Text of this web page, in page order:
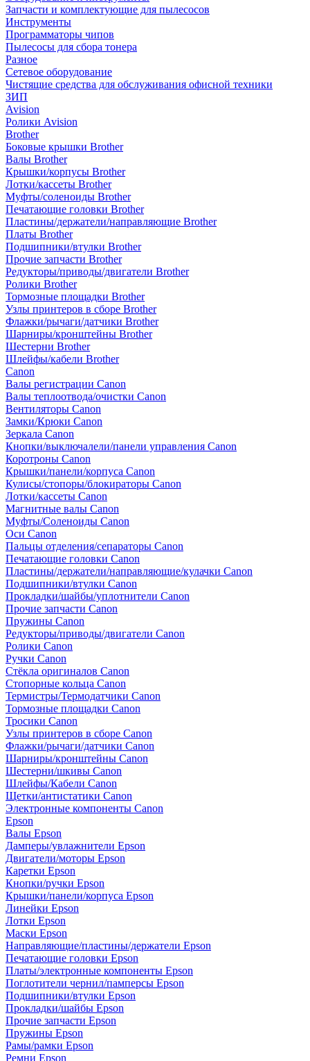
Запчасти и комплектующие для пылесосов
Инструменты
Программаторы чипов
Пылесосы для сбора тонера
Разное
Сетевое оборудование
Чистящие средства для обслуживания офисной техники
ЗИП
Avision
Ролики Avision
Brother
Боковые крышки Brother
Валы Brother
Крышки/корпусы Brother
Лотки/кассеты Brother
Муфты/соленоиды Brother
Печатающие головки Brother
Пластины/держатели/направляющие Brother
Платы Brother
Подшипники/втулки Brother
Прочие запчасти Brother
Редукторы/приводы/двигатели Brother
Ролики Brother
Тормозные площадки Brother
Узлы принтеров в сборе Brother
Флажки/рычаги/датчики Brother
Шарниры/кронштейны Brother
Шестерни Brother
Шлейфы/кабели Brother
Canon
Валы регистрации Canon
Валы теплоотвода/очистки Canon
Вентиляторы Canon
Замки/Крюки Canon
Зеркала Canon
Кнопки/выключалели/панели управления Canon
Коротроны Canon
Крышки/панели/корпуса Canon
Кулисы/стопоры/блокираторы Canon
Лотки/кассеты Canon
Магнитные валы Canon
Муфты/Соленоиды Canon
Оси Canon
Пальцы отделения/сепараторы Canon
Печатающие головки Canon
Пластины/держатели/направляющие/кулачки Canon
Подшипники/втулки Canon
Прокладки/шайбы/уплотнители Canon
Прочие запчасти Canon
Пружины Canon
Редукторы/приводы/двигатели Canon
Ролики Canon
Ручки Canon
Стёкла оригиналов Canon
Стопорные кольца Canon
Термистры/Термодатчики Canon
Тормозные площадки Canon
Тросики Canon
Узлы принтеров в сборе Canon
Флажки/рычаги/датчики Canon
Шарниры/кронштейны Canon
Шестерни/шкивы Canon
Шлейфы/Кабели Canon
Щетки/антистатики Canon
Электронные компоненты Canon
Epson
Валы Epson
Дамперы/увлажнители Epson
Двигатели/моторы Epson
Каретки Epson
Кнопки/ручки Epson
Крышки/панели/корпуса Epson
Линейки Epson
Лотки Epson
Маски Epson
Направляющие/пластины/держатели Epson
Печатающие головки Epson
Платы/электронные компоненты Epson
Поглотители чернил/памперсы Epson
Подшипники/втулки Epson
Прокладки/шайбы Epson
Прочие запчасти Epson
Пружины Epson
Рамы/рамки Epson
Ремни Epson